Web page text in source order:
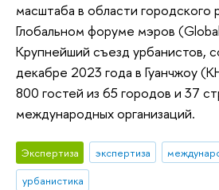
масштаба в области городского
Глобальном форуме мэров
Крупнейший съезд урбанистов,
декабре 2023 года в Гуанчжоу
800 гостей из 65 городов и 37
международных организаций.
Экспертиза экспертиза
урбанистика